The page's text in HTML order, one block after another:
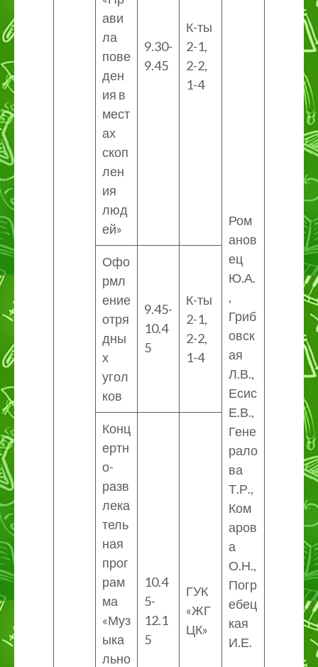
ави
ла
пове
ден
ия в
мест
ах
скоп
лен
ия
люд
ей»
9.30-
9.45
К-ты
2-1,
2-2,
1-4
Ром
анов
ец
Ю.А.
,
Гриб
овск
ая
Л.В.,
Есис
Е.В.,
Гене
рало
ва
Т.Р.,
Ком
аров
а
О.Н.,
Погр
ебец
кая
И.Е.
Офо
рмл
ение
отря
дны
х
угол
ков
9.45-
10.4
5
К-ты
2-1,
2-2,
1-4
Конц
ертн
о-
разв
лека
тель
ная
прог
рам
ма
«Муз
ыка
льно
10.4
5-
12.1
5
ГУК
«ЖГ
ЦК»